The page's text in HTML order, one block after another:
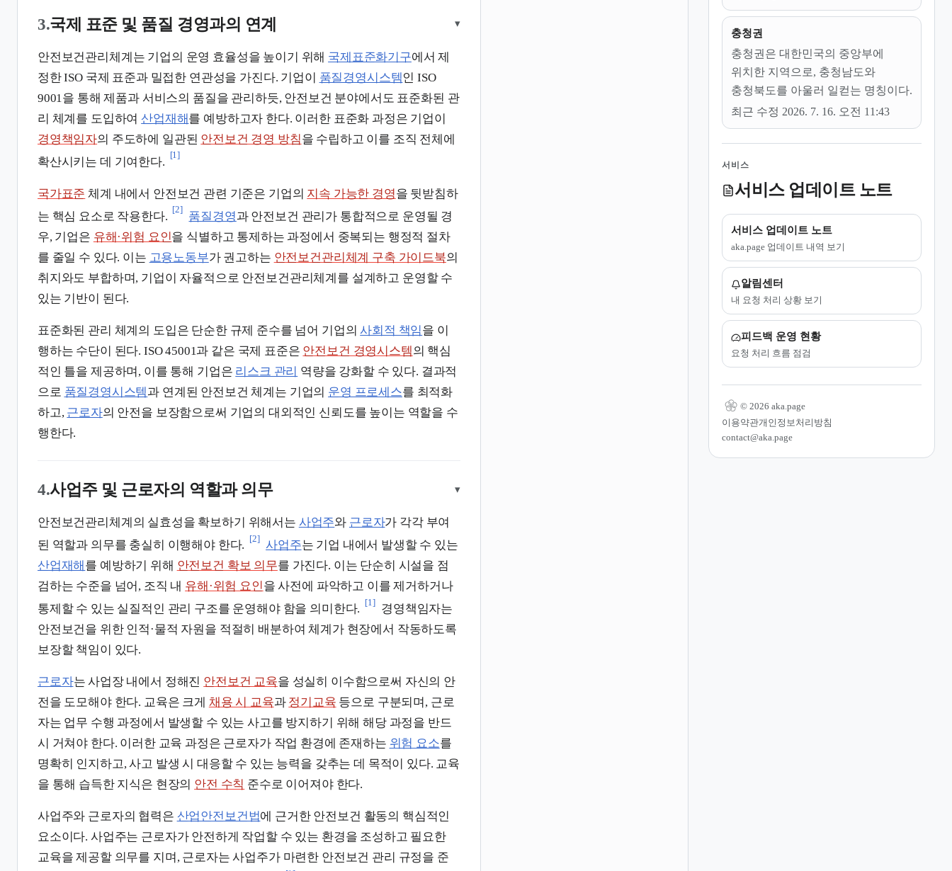
3.국제 표준 및 품질 경영과의 연계 ▾
안전보건관리체계는 기업의 운영 효율성을 높이기 위해 국제표준화기구에서 제
정한 ISO 국제 표준과 밀접한 연관성을 가진다. 기업이 품질경영시스템인 ISO
9001을 통해 제품과 서비스의 품질을 관리하듯, 안전보건 분야에서도 표준화된 관
리 체계를 도입하여산업재해를 예방하고자 한다. 이러한 표준화 과정은 기업이
경영책임자의 주도하에 일관된 안전보건 경영 방침을 수립하고 이를 조직 전체에
확산시키는 데 기여한다.
[1]
국가표준 체계 내에서 안전보건 관련 기준은 기업의 지속 가능한 경영을 뒷받침하
는 핵심 요소로 작용한다.
[2]
품질경영과 안전보건 관리가 통합적으로 운영될 경
우, 기업은 유해·위험 요인을 식별하고 통제하는 과정에서 중복되는 행정적 절차
를 줄일 수 있다. 이는 고용노동부가 권고하는 안전보건관리체계 구축 가이드북의
취지와도 부합하며, 기업이 자율적으로 안전보건관리체계를 설계하고 운영할 수
있는 기반이 된다.
표준화된 관리 체계의 도입은 단순한 규제 준수를 넘어 기업의사회적 책임을 이
행하는 수단이 된다. ISO 45001과 같은 국제 표준은 안전보건 경영시스템의 핵심
적인 틀을 제공하며, 이를 통해 기업은 리스크 관리 역량을 강화할 수 있다. 결과적
으로 품질경영시스템과 연계된 안전보건 체계는 기업의 운영 프로세스를 최적화
하고, 근로자의 안전을 보장함으로써 기업의 대외적인 신뢰도를 높이는 역할을 수
행한다.
4.사업주 및 근로자의 역할과 의무 ▾
안전보건관리체계의 실효성을 확보하기 위해서는 사업주와 근로자가 각각 부여
된 역할과 의무를 충실히 이행해야 한다.
[2]
사업주는 기업 내에서 발생할 수 있는
산업재해 를 예방하기 위해 안전보건 확보 의무를 가진다. 이는 단순히 시설을 점
검하는 수준을 넘어, 조직 내 유해·위험 요인을 사전에 파악하고 이를 제거하거나
통제할 수 있는 실질적인 관리 구조를 운영해야 함을 의미한다.
[1]
경영책임자는
안전보건을 위한 인적·물적 자원을 적절히 배분하여 체계가 현장에서 작동하도록
보장할 책임이 있다.
근로자는 사업장 내에서 정해진 안전보건 교육을 성실히 이수함으로써 자신의 안
전을 도모해야 한다. 교육은 크게 채용 시 교육과 정기교육 등으로 구분되며, 근로
자는 업무 수행 과정에서 발생할 수 있는 사고를 방지하기 위해 해당 과정을 반드
시 거쳐야 한다. 이러한 교육 과정은 근로자가 작업 환경에 존재하는 위험 요소를
명확히 인지하고, 사고 발생 시 대응할 수 있는 능력을 갖추는 데 목적이 있다. 교육
을 통해 습득한 지식은 현장의 안전 수칙 준수로 이어져야 한다.
사업주와 근로자의 협력은 산업안전보건법에 근거한 안전보건 활동의 핵심적인
요소이다. 사업주는 근로자가 안전하게 작업할 수 있는 환경을 조성하고 필요한
교육을 제공할 의무를 지며, 근로자는 사업주가 마련한 안전보건 관리 규정을 준
충청권
충청권은 대한민국의 중앙부에
위치한 지역으로, 충청남도와
충청북도를 아울러 일컫는 명칭이다.
최근 수정 2026. 7. 16. 오전 11:43
서비스
서비스 업데이트 노트
서비스 업데이트 노트
aka.page 업데이트 내역 보기
알림센터
내 요청 처리 상황 보기
피드백 운영 현황
요청 처리 흐름 점검
© 2026 aka.page
이용약관개인정보처리방침
contact@aka.page